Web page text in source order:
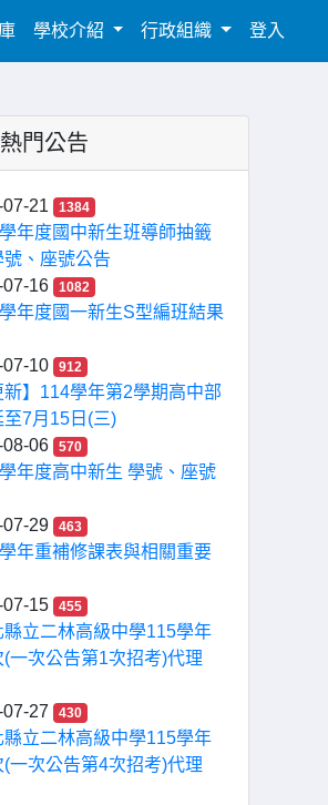
學校介紹 行政組織 登入
門公告
21 1384
年度國中新生班導師抽籤
、座號公告
07-16
1082
年度國一新生S型編班結果
07-10
912
新】114學年第2學期高中部
7月15日(三)
08-06
570
年度高中新生 學號、座號
07-29
463
年重補修課表與相關重要
07-15
455
縣立二林高級中學115學年
(一次公告第1次招考)代理
27
430
縣立二林高級中學115學年
(一次公告第4次招考)代理